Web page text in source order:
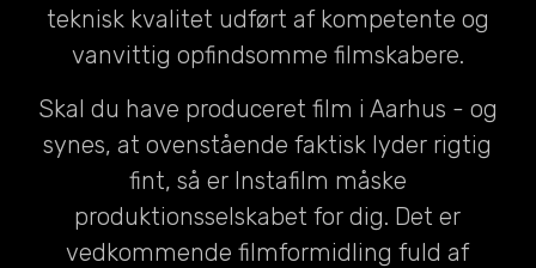
teknisk kvalitet udført af kompetente og
vanvittig opfindsomme filmskabere.
Skal du have produceret film i Aarhus - og
synes, at ovenstående faktisk lyder rigtig
fint, så er Instafilm måske
produktionsselskabet for dig. Det er
vedkommende filmformidling fuld af